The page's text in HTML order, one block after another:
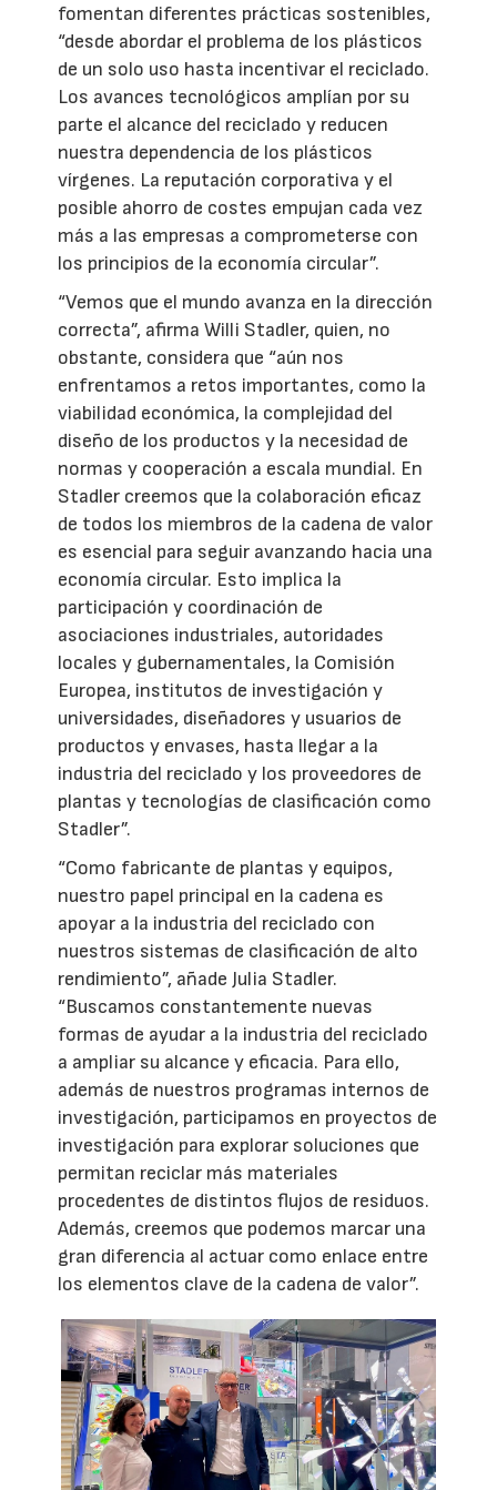
fomentan diferentes prácticas sostenibles,
“desde abordar el problema de los plásticos
de un solo uso hasta incentivar el reciclado.
Los avances tecnológicos amplían por su
parte el alcance del reciclado y reducen
nuestra dependencia de los plásticos
vírgenes. La reputación corporativa y el
posible ahorro de costes empujan cada vez
más a las empresas a comprometerse con
los principios de la economía circular”.
“Vemos que el mundo avanza en la dirección
correcta”, afirma Willi Stadler, quien, no
obstante, considera que “aún nos
enfrentamos a retos importantes, como la
viabilidad económica, la complejidad del
diseño de los productos y la necesidad de
normas y cooperación a escala mundial. En
Stadler creemos que la colaboración eficaz
de todos los miembros de la cadena de valor
es esencial para seguir avanzando hacia una
economía circular. Esto implica la
participación y coordinación de
asociaciones industriales, autoridades
locales y gubernamentales, la Comisión
Europea, institutos de investigación y
universidades, diseñadores y usuarios de
productos y envases, hasta llegar a la
industria del reciclado y los proveedores de
plantas y tecnologías de clasificación como
Stadler”.
“Como fabricante de plantas y equipos,
nuestro papel principal en la cadena es
apoyar a la industria del reciclado con
nuestros sistemas de clasificación de alto
rendimiento”, añade Julia Stadler.
“Buscamos constantemente nuevas
formas de ayudar a la industria del reciclado
a ampliar su alcance y eficacia. Para ello,
además de nuestros programas internos de
investigación, participamos en proyectos de
investigación para explorar soluciones que
permitan reciclar más materiales
procedentes de distintos flujos de residuos.
Además, creemos que podemos marcar una
gran diferencia al actuar como enlace entre
los elementos clave de la cadena de valor”.